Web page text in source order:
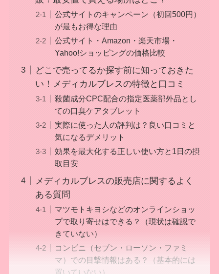
公式サイトのキャンペーン（初回500円）
が最もお得な理由
公式サイト・Amazon・楽天市場・
Yahoo!ショッピングの価格比較
どこで売ってるか探す前に知っておきた
い！メディカルブレスの特徴と口コミ
殺菌成分CPC配合の指定医薬部外品とし
ての口臭ケアタブレット
実際に使った人の評判は？良い口コミと
気になるデメリット
効果を最大化する正しい使い方と1日の摂
取目安
メディカルブレスの販売店に関するよく
ある質問
マツモトキヨシなどのオンラインショッ
プで取り寄せはできる？（現状は確認で
きていない）
コンビニ（セブン・ローソン・ファミ
マ）での目撃情報はある？（基本的には
置いていない）